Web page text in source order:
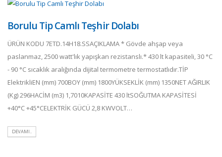
Borulu Tip Camlı Teşhir Dolabı
ÜRÜN KODU 7ETD.14H18.SSAÇIKLAMA * Gövde ahşap veya
paslanmaz, 2500 watt'lık yapışkan rezistanslı.* 430 lt kapasiteli, 30 °C
- 90 °C sıcaklık aralığında dijital termometre termostatlıdır.TİP
ElektrikliEN (mm) 700BOY (mm) 1800YÜKSEKLİK (mm) 1350NET AĞIRLIK
(Kg) 296HACİM (m3) 1,7010KAPASİTE 430 ltSOĞUTMA KAPASİTESİ
+40°C +45°CELEKTRİK GÜCÜ 2,8 KWVOLT…
DEVAMI..